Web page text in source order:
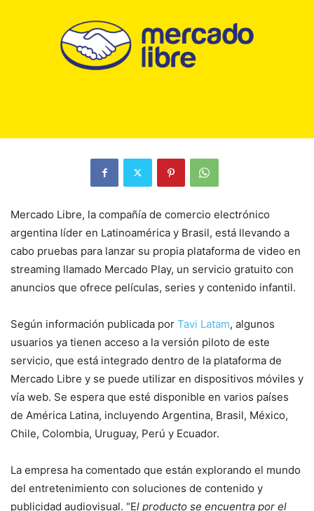
Mercado Libre, la compañía de comercio electrónico
argentina líder en Latinoamérica y Brasil, está llevando a
cabo pruebas para lanzar su propia plataforma de video en
streaming llamado Mercado Play, un servicio gratuito con
anuncios que ofrece películas, series y contenido infantil.
Según información publicada por Tavi Latam, algunos
usuarios ya tienen acceso a la versión piloto de este
servicio, que está integrado dentro de la plataforma de
Mercado Libre y se puede utilizar en dispositivos móviles y
vía web. Se espera que esté disponible en varios países
de América Latina, incluyendo Argentina, Brasil, México,
Chile, Colombia, Uruguay, Perú y Ecuador.
La empresa ha comentado que están explorando el mundo
del entretenimiento con soluciones de contenido y
publicidad audiovisual. “El producto se encuentra por el